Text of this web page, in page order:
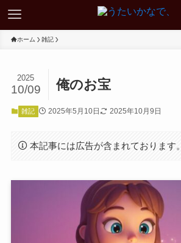
ホーム 雑記
俺のお宝
2025
10/09
雑記 2025年5月10日 2025年10月9日
本記事には広告が含まれております。